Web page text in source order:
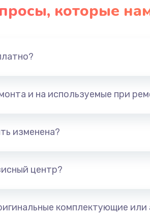
которые
и на используемые при
изменена?
центр?
комплектующие или